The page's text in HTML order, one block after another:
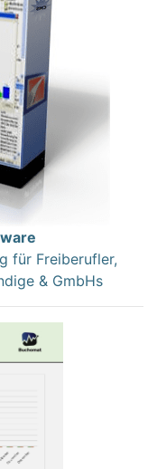
für Freiberufler,
& GmbHs